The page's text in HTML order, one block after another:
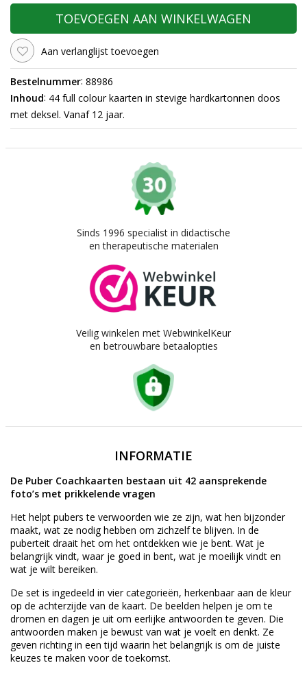
TOEVOEGEN AAN WINKELWAGEN
Aan verlanglijst toevoegen
Bestelnummer: 88986
Inhoud: 44 full colour kaarten in stevige hardkartonnen doos
met deksel. Vanaf 12 jaar.
Sinds 1996 specialist in didactische
en therapeutische materialen
Veilig winkelen met WebwinkelKeur
en betrouwbare betaalopties
INFORMATIE
De Puber Coachkaarten bestaan uit 42 aansprekende
foto’s met prikkelende vragen
Het helpt pubers te verwoorden wie ze zijn, wat hen bijzonder
maakt, wat ze nodig hebben om zichzelf te blijven. In de
puberteit draait het om het ontdekken wie je bent. Wat je
belangrijk vindt, waar je goed in bent, wat je moeilijk vindt en
wat je wilt bereiken.
De set is ingedeeld in vier categorieën, herkenbaar aan de kleur
op de achterzijde van de kaart. De beelden helpen je om te
dromen en dagen je uit om eerlijke antwoorden te geven. Die
antwoorden maken je bewust van wat je voelt en denkt. Ze
geven richting in een tijd waarin het belangrijk is om de juiste
keuzes te maken voor de toekomst.